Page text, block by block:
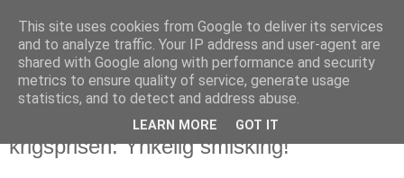
Politikus
torsdag 9. desember 2010
Nobels fredspris: Den vestlige
krigsprisen: Ynkelig smisking!
This site uses cookies from Google to deliver its services
and to analyze traffic. Your IP address and user-agent are
shared with Google along with performance and security
metrics to ensure quality of service, generate usage
statistics, and to detect and address abuse.
LEARN MORE GOT IT